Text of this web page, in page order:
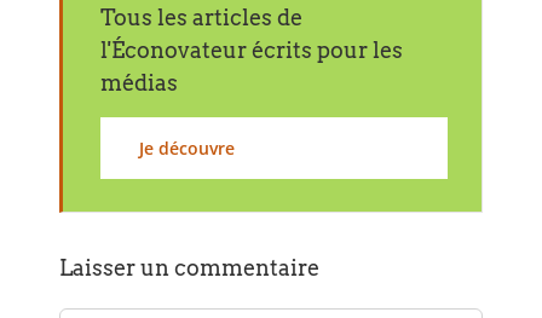
Tous les articles de
l'Éconovateur écrits pour les
médias
Je découvre
Laisser un commentaire